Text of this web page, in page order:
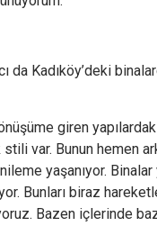
da Kadıköy’deki
giren
var. Bunun hemen
yaşanıyor. Binalar
Bunları biraz
Bazen içlerinde